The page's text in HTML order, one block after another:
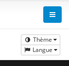
Thème
Langue